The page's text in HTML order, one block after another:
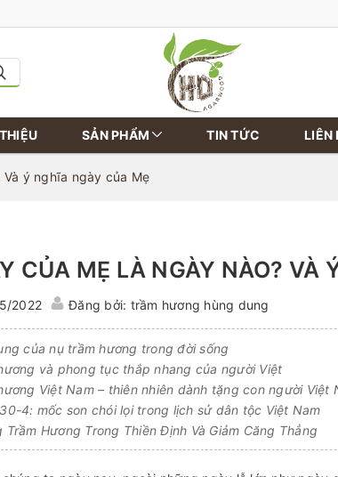
SẢN PHẨM TIN TỨC LIÊN
ý nghĩa ngày của Mẹ
CỦA MẸ LÀ NGÀY NÀO? VÀ
2022 Đăng bởi: trầm hương hùng dung
của nụ trầm hương trong đời sống
và phong tục thắp nhang của người Việt
Việt Nam – thiên nhiên dành tặng con người Việt
4: mốc son chói lọi trong lịch sử dân tộc Việt Nam
Hương Trong Thiền Định Và Giảm Căng Thẳng